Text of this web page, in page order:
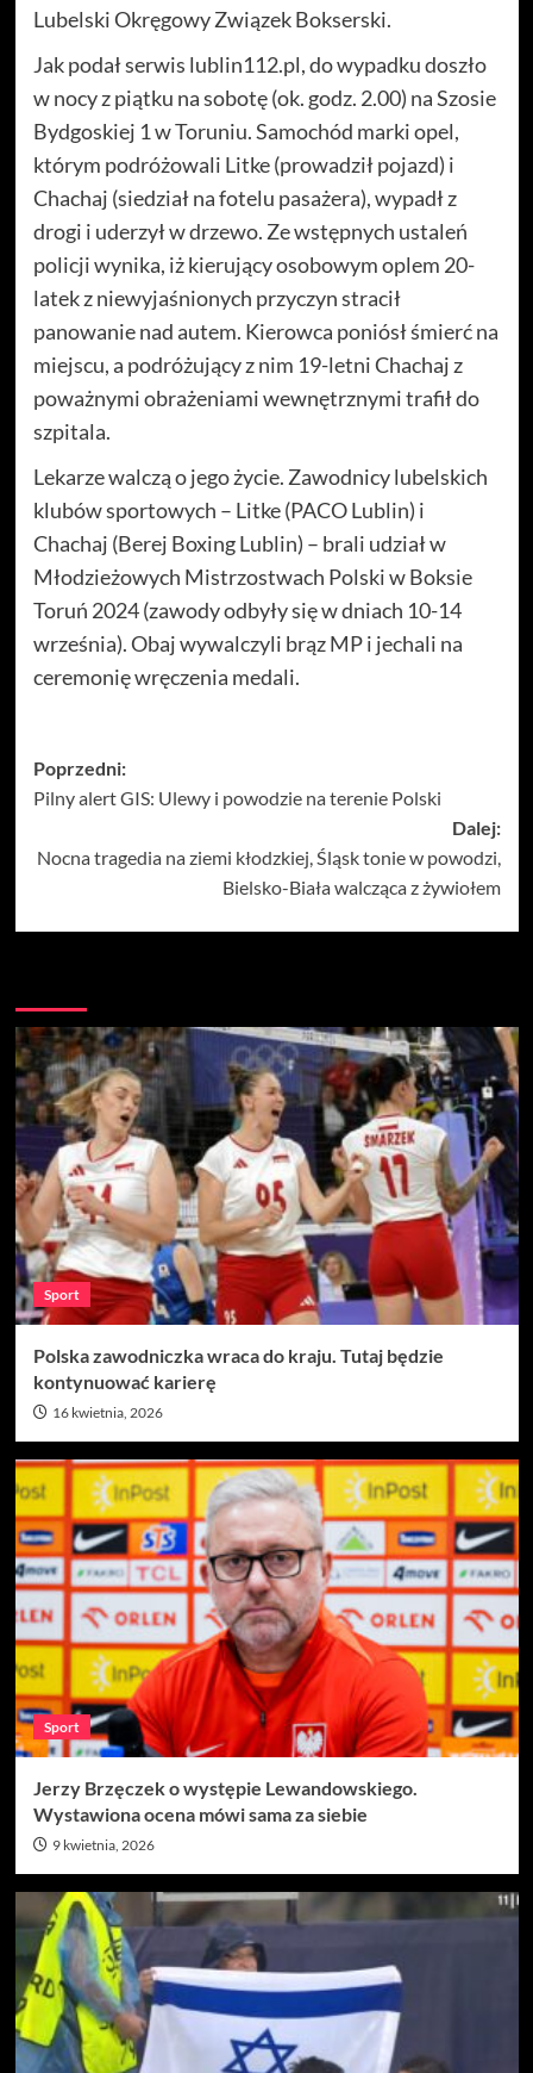
Lubelski Okręgowy Związek Bokserski.
Jak podał serwis lublin112.pl, do wypadku doszło
w nocy z piątku na sobotę (ok. godz. 2.00) na Szosie
Bydgoskiej 1 w Toruniu. Samochód marki opel,
którym podróżowali Litke (prowadził pojazd) i
Chachaj (siedział na fotelu pasażera), wypadł z
drogi i uderzył w drzewo. Ze wstępnych ustaleń
policji wynika, iż kierujący osobowym oplem 20-
latek z niewyjaśnionych przyczyn stracił
panowanie nad autem. Kierowca poniósł śmierć na
miejscu, a podróżujący z nim 19-letni Chachaj z
poważnymi obrażeniami wewnętrznymi trafił do
szpitala.
Lekarze walczą o jego życie. Zawodnicy lubelskich
klubów sportowych – Litke (PACO Lublin) i
Chachaj (Berej Boxing Lublin) – brali udział w
Młodzieżowych Mistrzostwach Polski w Boksie
Toruń 2024 (zawody odbyły się w dniach 10-14
września). Obaj wywalczyli brąz MP i jechali na
ceremonię wręczenia medali.
Zobacz
wpisy
Poprzedni:
Pilny alert GIS: Ulewy i powodzie na terenie Polski
Dalej:
Nocna tragedia na ziemi kłodzkiej, Śląsk tonie w powodzi,
Bielsko-Biała walcząca z żywiołem
Sport
Polska zawodniczka wraca do kraju. Tutaj będzie
kontynuować karierę
16 kwietnia, 2026
Sport
Jerzy Brzęczek o występie Lewandowskiego.
Wystawiona ocena mówi sama za siebie
9 kwietnia, 2026